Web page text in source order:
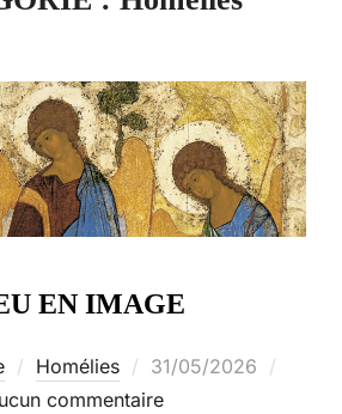
EN IMAGE
Homélies
Publié
le
31/05/2026
commentaire